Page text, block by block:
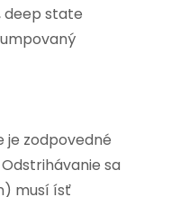
deep state
je zodpovedné
sa
musí ísť